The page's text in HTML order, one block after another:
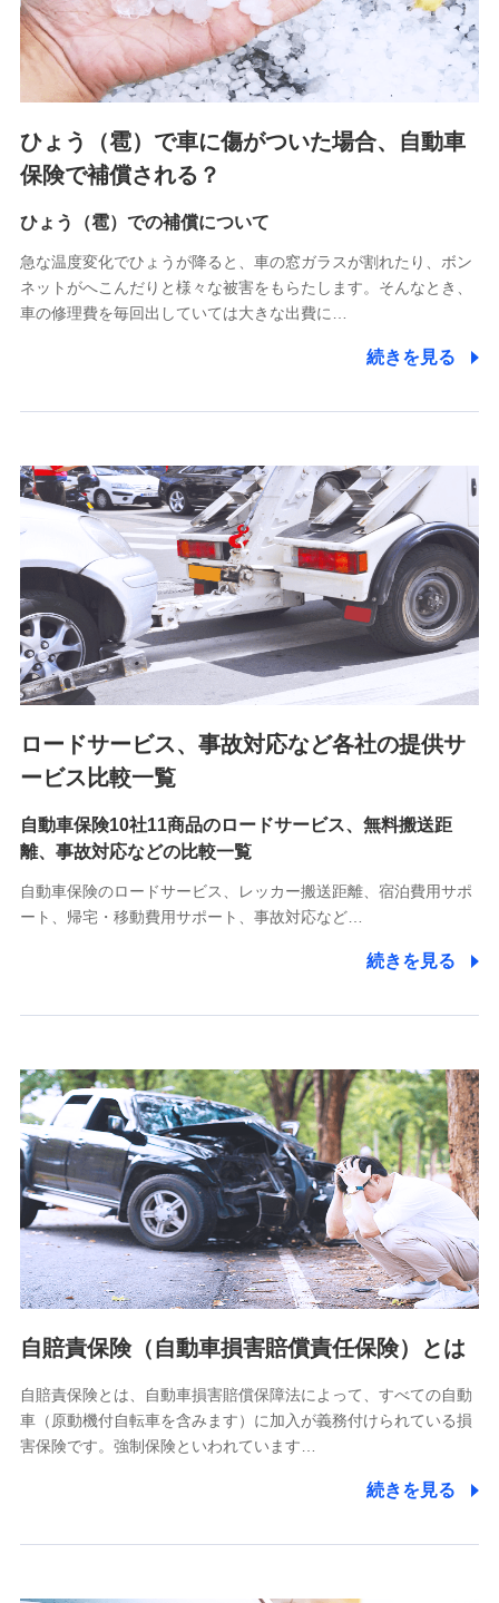
3.セミナー募集サイトから取得した個人情報
各種セミナーの案内、開催のため
上記に係る連絡・手続き・管理等付帯業務を行うため
4.家族・友達紹介にて取得した個人情報
被紹介者への連絡、及び当社と取引のあるもしくは委託を受
けている保険会社・提携会社の保険その他に関する情報を提
供し、金融商品等の契約を勧奨するため
アンケートやキャンペーン等の実施のため
上記に係る連絡・手続き・管理等付帯業務を行うため
5.通話録音にて取得する情報
7.社員（従業者）の個人情報
人事･勤怠･健康・労務等の管理、給与支給、福利厚生・採用
退職関連処理等の各種手続きのため、当社と従業員または従
業員同士の連絡のため
8.取引先個人情報
取引先としての選定業務、営業情報の提供業務、契約締結手
続き業務、取引管理業務、およびこれらに準ずる業務の遂行
のため
9.お問い合わせ情報
各種お問い合わせに対応するため
10.受託業務の 個人情報
受託業務の遂行およびこれらに準ずる業務の遂行のため
11.マイカー通勤管理クラウド並びに法人向けASPサー
をお送りするため
分析するため
当社の対応品質向上やお問い合わせ内容の正確な把握のため
個人情報保護管理者の職名、連絡先
株式会社ドコモ・インシュアランス 営業部長
〒103-0013 東京都中央区日本橋人形町2-14-10 アーバン
ネット日本橋ビル 3F
株式会社ドコモ・インシュアランス
個人情報の第三者提供について
除き、第三者に提供いたしません。
業務の委託
当社は利用目的の達成に必要な範囲内において個人情報の取
ひょう（雹）で車に傷がついた場合、自動車
保険で補償される？
ひょう（雹）での補償について
急な温度変化でひょうが降ると、車の窓ガラスが割れたり、ボン
ネットがへこんだりと様々な被害をもらたします。そんなとき、
車の修理費を毎回出していては大きな出費に…
続きを見る
ロードサービス、事故対応など各社の提供サ
ービス比較一覧
自動車保険10社11商品のロードサービス、無料搬送距
離、事故対応などの比較一覧
自動車保険のロードサービス、レッカー搬送距離、宿泊費用サポ
ート、帰宅・移動費用サポート、事故対応など…
続きを見る
自賠責保険（自動車損害賠償責任保険）とは
自賠責保険とは、自動車損害賠償保障法によって、すべての自動
車（原動機付自転車を含みます）に加入が義務付けられている損
害保険です。強制保険といわれています…
続きを見る